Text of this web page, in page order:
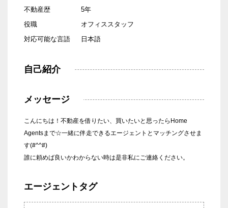
不動産歴
5年
役職
オフィススタッフ
対応可能な言語
日本語
自己紹介
メッセージ
こんにちは！不動産を借りたい、買いたいと思ったらHome
Agentsまで☆一緒に伴走できるエージェントとマッチングさせま
す(#^^#)
誰に頼めば良いかわからない時は是非私にご連絡ください。
エージェントタグ